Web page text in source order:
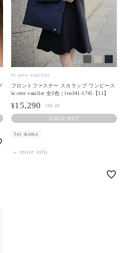
le reve vaniller
フロントファスナー スカラップ ワンピース
le reve vaniller 全3色｜lvn341-1745【11】
¥15,290
SOLD OUT
for mama
more info